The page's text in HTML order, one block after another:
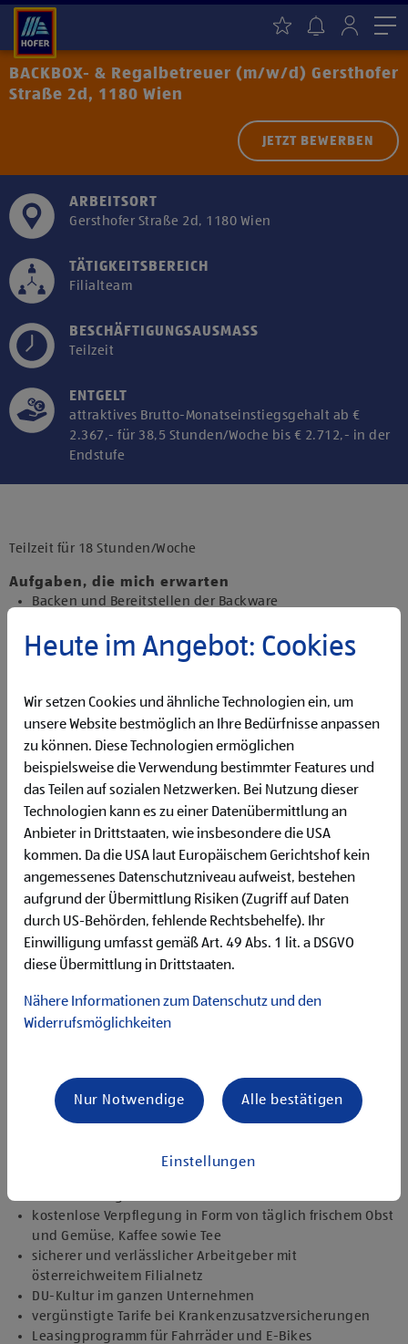
BACKBOX- & Regalbetreuer (m/w/d) Gersthofer
Straße 2d, 1180 Wien
JETZT BEWERBEN
ARBEITSORT
Gersthofer Straße 2d, 1180 Wien
TÄTIGKEITSBEREICH
Filialteam
BESCHÄFTIGUNGSAUSMASS
Teilzeit
ENTGELT
attraktives Brutto-Monatseinstiegsgehalt ab €
2.367,- für 38,5 Stunden/Woche bis € 2.712,- in der
Endstufe
Drittanbietern zu, um diesen Inhalt
Teilzeit für 18 Stunden/Woche
Aufgaben, die mich erwarten
Backen und Bereitstellen der Backware
Präsentieren von Obst und Gemüse sowie Durchführen
von Qualitätskontrollen
Reinigen der Filiale
Betreuen der Pfandrückgabeautomaten
Qualifikationen, die ich mitbringe
Flexibilität für Früh- und Spätdienste (Montag bis
Samstag)
Begeisterung im Handel zu arbeiten und den
Unternehmenserfolg mitzugestalten
Freude an der Arbeit im Team für ein motiviertes
Miteinander
Bereitschaft zu körperlich anspruchsvollen Tätigkeiten
freundlich im Umgang mit Kund:innen für eine
angenehme Einkaufsatmosphäre
zuverlässige und organisierte Arbeitsweise zur
Angebote, die mich überzeugen
vielseitiges Tätigkeitsfeld
umfangreiche Einarbeitung und individuelles
Onboarding
kostenlose Verpflegung in Form von täglich frischem Obst
und Gemüse, Kaffee sowie Tee
sicherer und verlässlicher Arbeitgeber mit
österreichweitem Filialnetz
DU-Kultur im ganzen Unternehmen
vergünstigte Tarife bei Krankenzusatzversicherungen
Leasingprogramm für Fahrräder und E-Bikes
Heute im Angebot: Cookies
Wir setzen Cookies und ähnliche Technologien ein, um
unsere Website bestmöglich an Ihre Bedürfnisse anpassen
zu können. Diese Technologien ermöglichen
beispielsweise die Verwendung bestimmter Features und
das Teilen auf sozialen Netzwerken. Bei Nutzung dieser
Technologien kann es zu einer Datenübermittlung an
Anbieter in Drittstaaten, wie insbesondere die USA
kommen. Da die USA laut Europäischem Gerichtshof kein
angemessenes Datenschutzniveau aufweist, bestehen
aufgrund der Übermittlung Risiken (Zugriff auf Daten
durch US-Behörden, fehlende Rechtsbehelfe). Ihr
Einwilligung umfasst gemäß Art. 49 Abs. 1 lit. a DSGVO
diese Übermittlung in Drittstaaten.
Nähere Informationen zum Datenschutz und den
Widerrufsmöglichkeiten
Einstellungen
Nur Notwendige Alle bestätigen